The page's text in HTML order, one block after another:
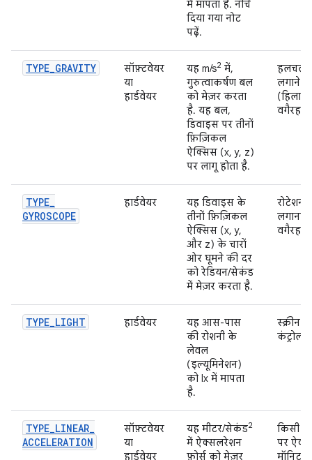
में मापता है. नीचे
दिया गया नोट
पढ़ें.
TYPE_GRAVITY
सॉफ़्टवेयर
या
हार्डवेयर
यह m/s2 में,
गुरुत्वाकर्षण बल
को मेज़र करता
है. यह बल,
डिवाइस पर तीनों
फ़िज़िकल
ऐक्सिस (x, y, z)
पर लागू होता है.
हलचल
लगाने
वगैरह).
TYPE_
GYROSCOPE
हार्डवेयर
यह डिवाइस के
तीनों फ़िज़िकल
ऐक्सिस (x, y,
और z) के चारों
ओर घूमने की दर
को रेडियन/सेकंड
में मेज़र करता है.
रोटेशन
लगाना
वगैरह).
TYPE_LIGHT हार्डवेयर
यह आस-पास
की रोशनी के
लेवल
(इल्यूमिनेशन)
को lx में मापता
है.
स्क्रीन
कंट्रोल
TYPE_LINEAR_
ACCELERATION
सॉफ़्टवेयर
या
हार्डवेयर
यह मीटर/सेकंड2
में ऐक्सलरेशन
फ़ोर्स को मेज़र
किसी
पर
मॉनिटर